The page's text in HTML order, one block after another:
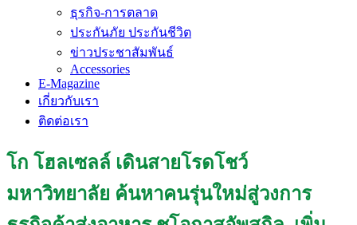
ธุรกิจ-การตลาด
ประกันภัย ประกันชีวิต
ข่าวประชาสัมพันธ์
Accessories
E-Magazine
เกี่ยวกับเรา
ติดต่อเรา
โก โฮลเซลล์ เดินสายโรดโชว์
มหาวิทยาลัย ค้นหาคนรุ่นใหม่สู่วงการ